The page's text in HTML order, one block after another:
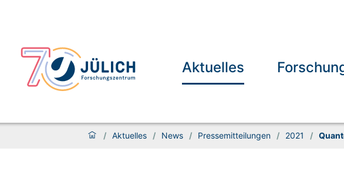
Aktuelles
/ Aktuelles / News / Pressemitteilungen / 2021 /